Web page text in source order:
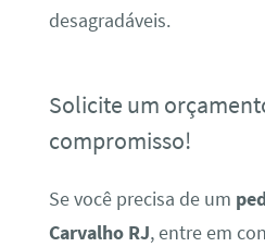
desagradáveis.
Solicite um
compromisso!
Se você precisa de um
Carvalho RJ, entre em